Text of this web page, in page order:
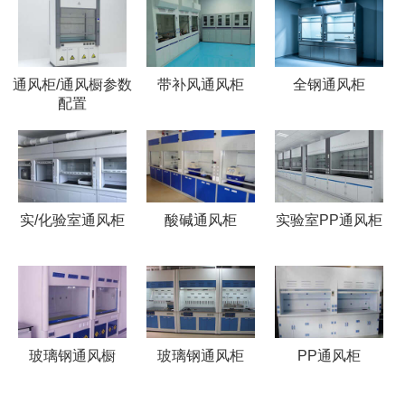
通风柜/通风橱参数
配置
带补风通风柜 全钢通风柜
实/化验室通风柜 酸碱通风柜 实验室PP通风柜
玻璃钢通风橱 玻璃钢通风柜 PP通风柜